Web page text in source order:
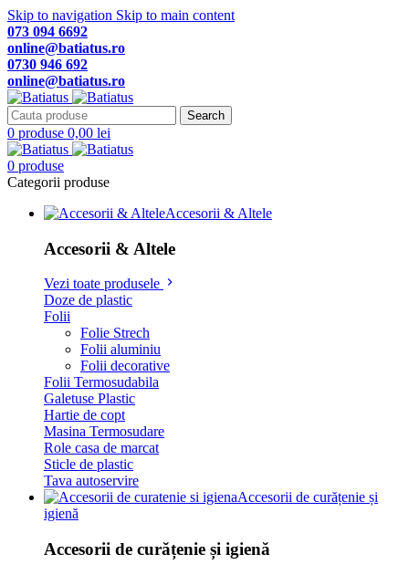
Skip to navigation Skip to main content
073 094 6692
online@batiatus.ro
0730 946 692
online@batiatus.ro
Search
0 produse 0,00 lei
0 produse
Categorii produse
Accesorii & Altele
Accesorii & Altele
Vezi toate produsele
Doze de plastic
Folii
Folie Strech
Folii aluminiu
Folii decorative
Folii Termosudabila
Galetuse Plastic
Hartie de copt
Masina Termosudare
Role casa de marcat
Sticle de plastic
Tava autoservire
Accesorii de curățenie și
igienă
Accesorii de curățenie și igienă